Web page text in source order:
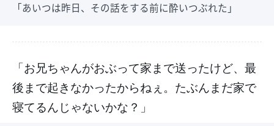
「あいつは昨日、その話をする前に酔いつぶれた」
「お兄ちゃんがおぶって家まで送ったけど、最
後まで起きなかったからねぇ。たぶんまだ家で
寝てるんじゃないかな？」